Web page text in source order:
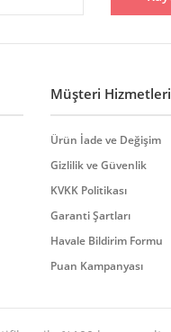
Müşteri Hizmetleri
Ürün İade ve Değişim
Gizlilik ve Güvenlik
KVKK Politikası
Garanti Şartları
Havale Bildirim Formu
Puan Kampanyası